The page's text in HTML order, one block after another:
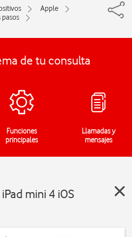
Apple
de tu consulta
Funciones
principales
Llamadas y
mensajes
mini 4 iOS